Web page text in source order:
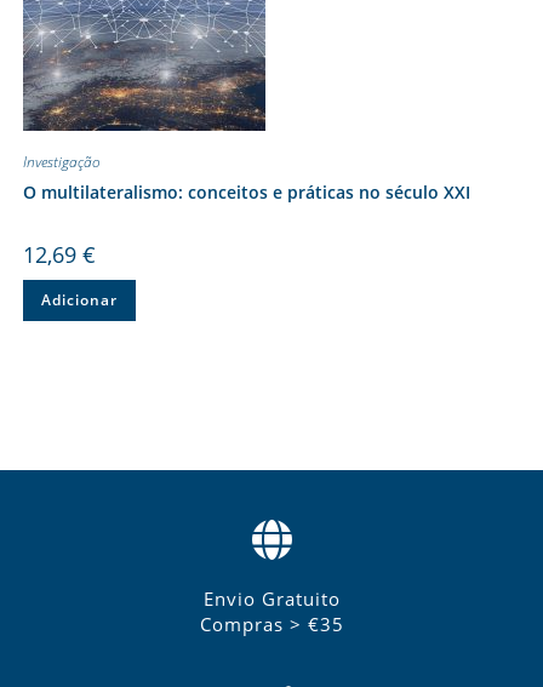
Investigação
O multilateralismo: conceitos e práticas no século XXI
12,69 €
Adicionar
Envio Gratuito
Compras > €35